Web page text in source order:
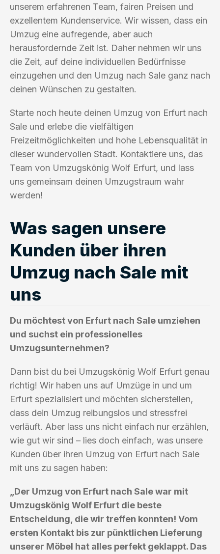
unserem erfahrenen Team, fairen Preisen und
exzellentem Kundenservice. Wir wissen, dass ein
Umzug eine aufregende, aber auch
herausfordernde Zeit ist. Daher nehmen wir uns
die Zeit, auf deine individuellen Bedürfnisse
einzugehen und den Umzug nach Sale ganz nach
deinen Wünschen zu gestalten.
Starte noch heute deinen Umzug von Erfurt nach
Sale und erlebe die vielfältigen
Freizeitmöglichkeiten und hohe Lebensqualität in
dieser wundervollen Stadt. Kontaktiere uns, das
Team von Umzugskönig Wolf Erfurt, und lass
uns gemeinsam deinen Umzugstraum wahr
werden!
Was sagen unsere
Kunden über ihren
Umzug nach Sale mit
uns
Du möchtest von Erfurt nach Sale umziehen
und suchst ein professionelles
Umzugsunternehmen?
Dann bist du bei Umzugskönig Wolf Erfurt genau
richtig! Wir haben uns auf Umzüge in und um
Erfurt spezialisiert und möchten sicherstellen,
dass dein Umzug reibungslos und stressfrei
verläuft. Aber lass uns nicht einfach nur erzählen,
wie gut wir sind – lies doch einfach, was unsere
Kunden über ihren Umzug von Erfurt nach Sale
mit uns zu sagen haben:
„Der Umzug von Erfurt nach Sale war mit
Umzugskönig Wolf Erfurt die beste
Entscheidung, die wir treffen konnten! Vom
ersten Kontakt bis zur pünktlichen Lieferung
unserer Möbel hat alles perfekt geklappt. Das